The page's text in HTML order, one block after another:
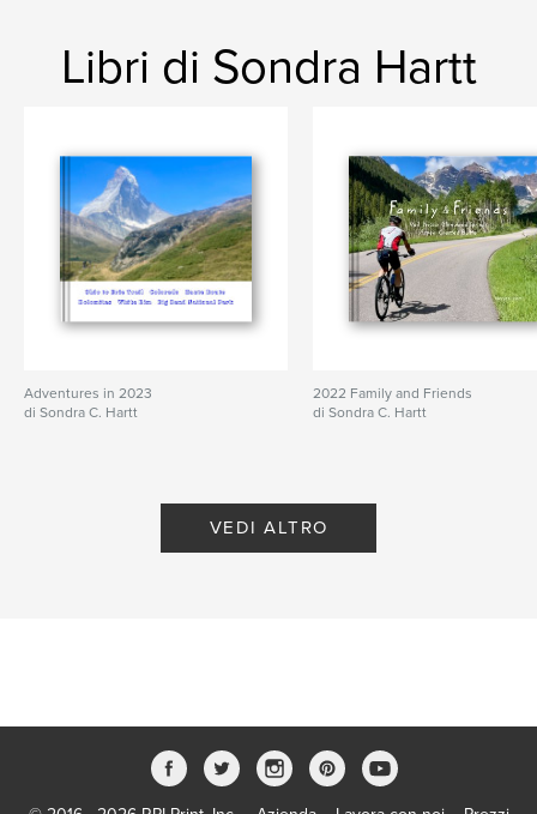
Libri di Sondra Hartt
Adventures in 2023
di Sondra C. Hartt
2022 Family and Friends
di Sondra C. Hartt
VEDI ALTRO